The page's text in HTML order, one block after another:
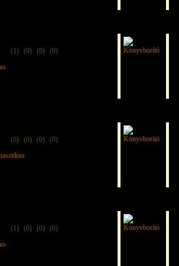
(1) (0) (0) (0)
(0) (0) (0) (0)
(1) (0) (0) (0)